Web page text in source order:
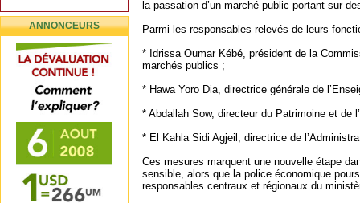
ANNONCEURS
la passation d’un marché public portant sur
Parmi les responsables relevés de leurs
* Idrissa Oumar Kébé, président de la
marchés publics ;
* Hawa Yoro Dia, directrice générale de
* Abdallah Sow, directeur du Patrimoine et de
* El Kahla Sidi Agjeil, directrice de
Ces mesures marquent une nouvelle étape
sensible, alors que la police économique
responsables centraux et régionaux du